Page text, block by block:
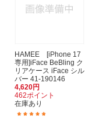
HAMEE [iPhone 17
専用]iFace BeBling ク
リアケース iFace シル
バー 41-190146
4,620円
462ポイント
在庫あり